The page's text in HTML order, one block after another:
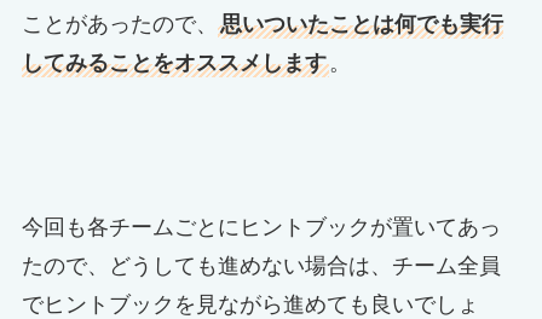
ことがあったので、 思いついたことは何でも実行
してみることをオススメします。
今回も各チームごとにヒントブックが置いてあっ
たので、どうしても進めない場合は、チーム全員
でヒントブックを見ながら進めても良いでしょ